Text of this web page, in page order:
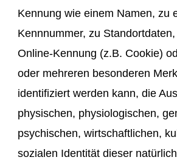
Kennung wie einem Namen, zu
Kennnummer, zu
Online-Kennung (z.B. Cookie)
oder mehreren besonderen
identifiziert werden kann, die
physischen, physiologischen,
psychischen, wirtschaftlichen,
sozialen Identität dieser